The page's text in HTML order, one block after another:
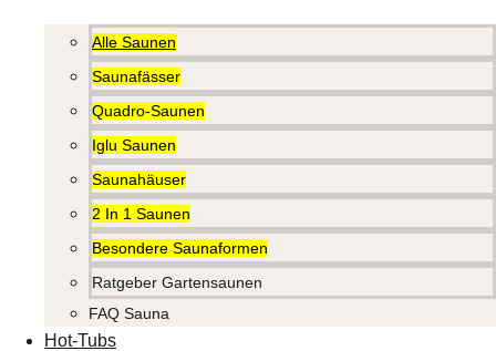
Alle Saunen
Saunafässer
Quadro-Saunen
Iglu Saunen
Saunahäuser
2 In 1 Saunen
Besondere Saunaformen
Ratgeber Gartensaunen
FAQ Sauna
Hot-Tubs